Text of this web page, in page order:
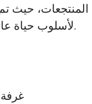
حيث
لأسلوب حياة عائلي ومجتمعي مميز.
1 غرفة